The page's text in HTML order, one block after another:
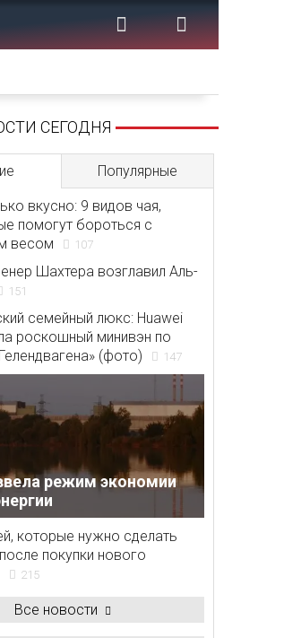
СЕГОДНЯ
Популярные
вкусно: 9 видов чая,
помогут бороться с
весом
107
Шахтера возглавил Аль-
151
семейный люкс: Huawei
роскошный минивэн по
(фото)
147
режим экономии
которые нужно сделать
покупки нового
215
Все новости